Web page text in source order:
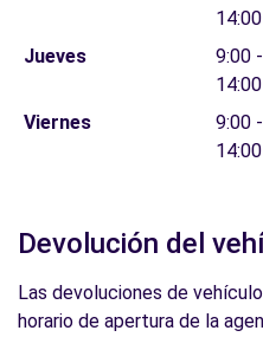
Jueves
9:00
Viernes
9:00
Devolución del
Las devoluciones de
horario de apertura de la